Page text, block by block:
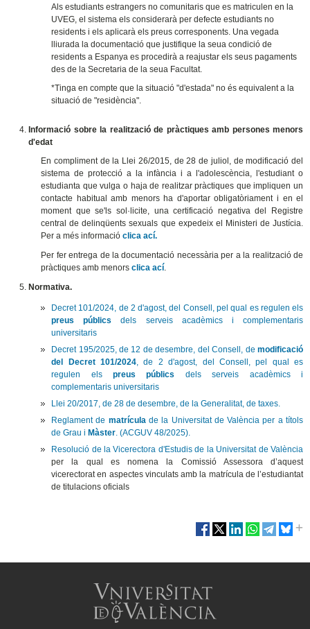
Als estudiants estrangers no comunitaris que es matriculen en la
UVEG, el sistema els considerarà per defecte estudiants no
residents i els aplicarà els preus corresponents. Una vegada
lliurada la documentació que justifique la seua condició de
residents a Espanya es procedirà a reajustar els seus pagaments
des de la Secretaria de la seua Facultat.
*Tinga en compte que la situació "d'estada" no és equivalent a la
situació de "residència".
Informació sobre la realització de pràctiques amb persones menors
d'edat
En compliment de la Llei 26/2015, de 28 de juliol, de modificació del
sistema de protecció a la infància i a l'adolescència, l'estudiant o
estudianta que vulga o haja de realitzar pràctiques que impliquen un
contacte habitual amb menors ha d'aportar obligatòriament i en el
moment que se'ls sol·licite, una certificació negativa del Registre
central de delinqüents sexuals que expedeix el Ministeri de Justícia.
Per a més informacióclica ací.
Per fer entrega de la documentació necessària per a la realització de
pràctiques amb menorsclica ací.
Normativa.
Decret 101/2024, de 2 d'agost, del Consell, pel qual es regulen els
preus públicsdels serveis acadèmics i complementaris
universitaris
Decret 195/2025, de 12 de desembre, del Consell, demodificació
del Decret 101/2024, de 2 d'agost, del Consell, pel qual es
regulen elspreus públics dels serveis acadèmics i
complementaris universitaris
Llei 20/2017, de 28 de desembre, de la Generalitat, de taxes.
Reglament de matrículade la Universitat de València per a títols
de Grau i Màster. (ACGUV 48/2025).
Resolució de la Vicerectora d'Estudis de la Universitat de València
per la qual es nomena la Comissió Assessora d’aquest
vicerectorat en aspectes vinculats amb la matrícula de l’estudiantat
de titulacions oficials